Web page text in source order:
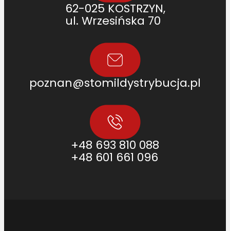
62-025 KOSTRZYN,
ul. Wrzesińska 70
poznan@stomildystrybucja.pl
+48 693 810 088
+48 601 661 096